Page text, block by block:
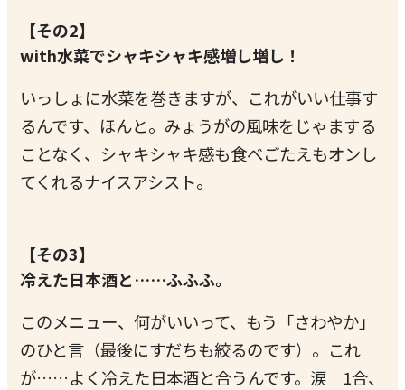
【その2】
with水菜でシャキシャキ感増し増し！
いっしょに水菜を巻きますが、これがいい仕事す
るんです、ほんと。みょうがの風味をじゃまする
ことなく、シャキシャキ感も食べごたえもオンし
てくれるナイスアシスト。
【その3】
冷えた日本酒と……ふふふ。
このメニュー、何がいいって、もう「さわやか」
のひと言（最後にすだちも絞るのです）。これ
が……よく冷えた日本酒と合うんです。涙 1合、